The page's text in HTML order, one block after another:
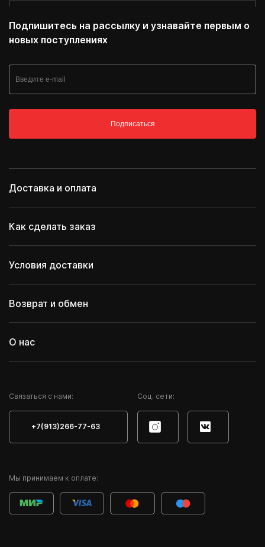
Подпишитесь на рассылку и узнавайте первым о
новых поступлениях
Подписаться
Доставка и оплата
Как сделать заказ
Условия доставки
Возврат и обмен
О нас
Мы принимаем к оплате:
Cвязаться с нами:
+7(913)266-77-63
Соц. сети: